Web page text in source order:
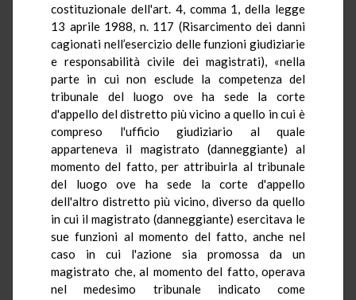
costituzionale dell'art. 4, comma 1, della legge
13 aprile 1988, n. 117 (Risarcimento dei danni
cagionati nell’esercizio delle funzioni giudiziarie
e responsabilità civile dei magistrati), «nella
parte in cui non esclude la competenza del
tribunale del luogo ove ha sede la corte
d'appello del distretto più vicino a quello in cui è
compreso l'ufficio giudiziario al quale
apparteneva il magistrato (danneggiante) al
momento del fatto, per attribuirla al tribunale
del luogo ove ha sede la corte d'appello
dell'altro distretto più vicino, diverso da quello
in cui il magistrato (danneggiante) esercitava le
sue funzioni al momento del fatto, anche nel
caso in cui l'azione sia promossa da un
magistrato che, al momento del fatto, operava
nel medesimo tribunale indicato come